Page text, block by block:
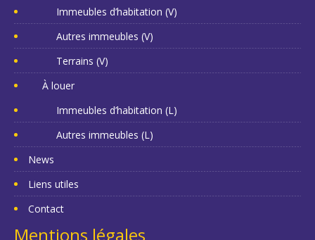
Immeubles d’habitation (V)
Autres immeubles (V)
Terrains (V)
À louer
Immeubles d’habitation (L)
Autres immeubles (L)
News
Liens utiles
Contact
Mentions légales